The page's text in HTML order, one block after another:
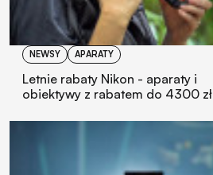
NEWSY APARATY
Letnie rabaty Nikon - aparaty i
obiektywy z rabatem do 4300 zł